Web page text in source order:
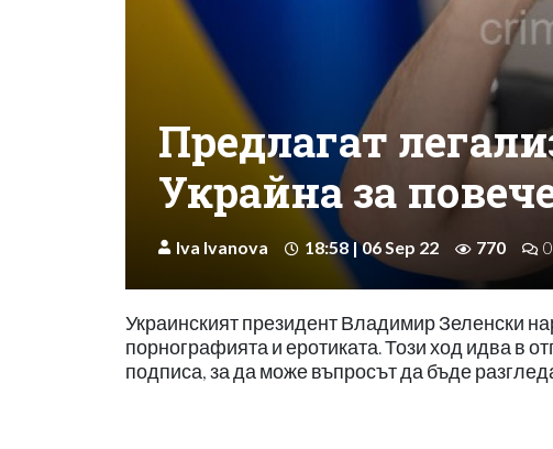
Предлагат
Украйна за
Iva Ivanova 18:58 | 06 Sep 22 770 0
Украинският президент Владимир Зеленски
порнографията и еротиката. Този ход идва в
подписа, за да може въпросът да бъде